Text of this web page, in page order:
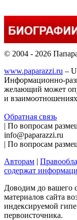
© 2004 - 2026
www.paparazzi.ru –
Информационно-
желающий может
и
Обратная связь
| По вопросам
info@paparazzi.ru
| По вопросам
Авторам |
содержат
Доводим до вашего
материалов сайта
индексируемой
первоисточника.